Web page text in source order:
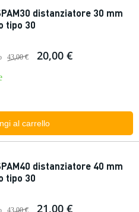
distanziatore 30 mm
tipo 30
43,00 € 20,00 €
al carrello
distanziatore 40 mm
tipo 30
43,00 € 21,00 €